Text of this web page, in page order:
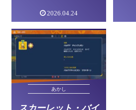
2026.04.24
あかし